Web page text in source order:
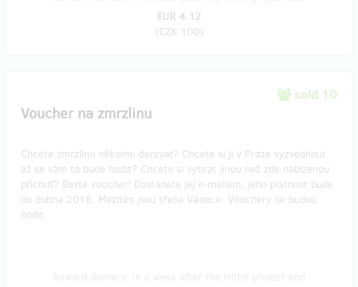
EUR 4.12
(CZK 100)
sold 10
Voucher na zmrzlinu
Chcete zmrzlinu někomu darovat? Chcete si ji v Praze vyzvednout
až se vám to bude hodit? Chcete si vybrat jinou než zde nabízenou
příchuť? Berte voucher! Dostanete jej e-mailem, jeho platnost bude
do dubna 2016. Mezitím jsou třeba Vánoce. Vouchery se budou
hodit.